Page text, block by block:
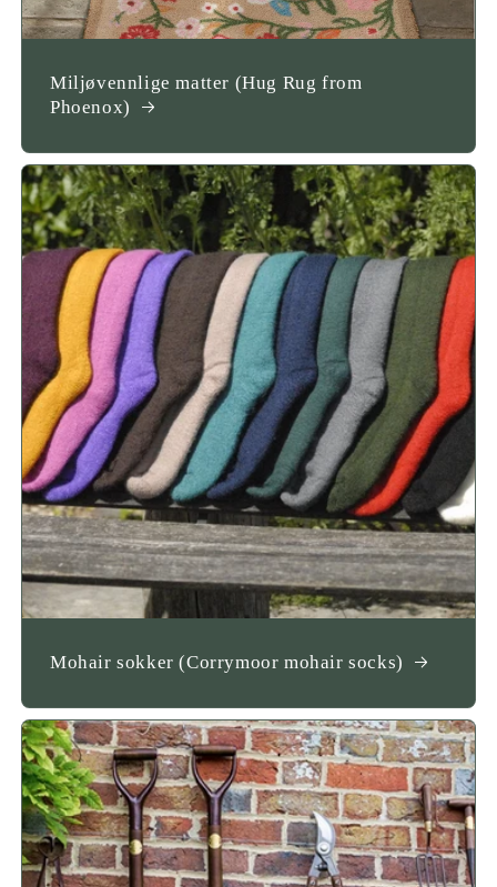
Miljøvennlige matter (Hug Rug from
Phoenox)
Mohair sokker (Corrymoor mohair socks)